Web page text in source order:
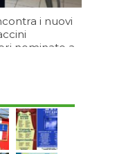
i nuovi
nominato a